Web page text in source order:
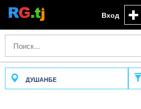
Вход
ДУШАНБЕ